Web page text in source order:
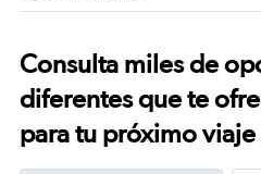
Consulta miles de
diferentes que te
para tu próximo viaje